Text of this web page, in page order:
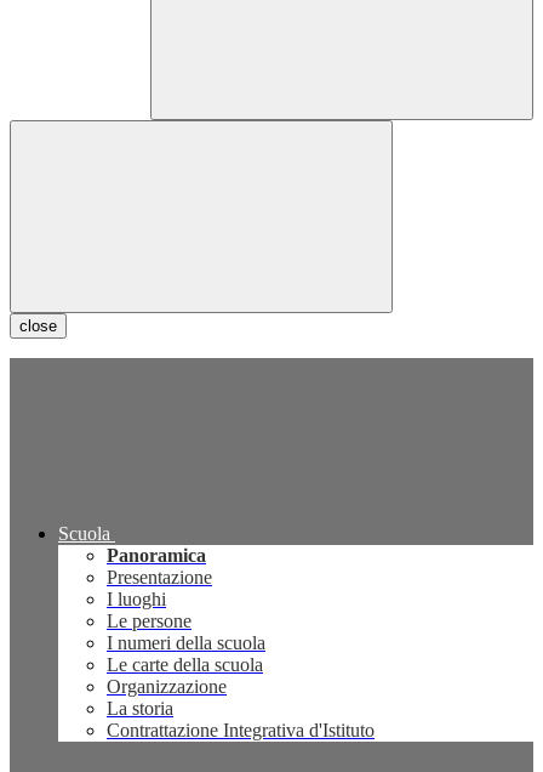
close
Scuola
Panoramica
Presentazione
I luoghi
Le persone
I numeri della scuola
Le carte della scuola
Organizzazione
La storia
Contrattazione Integrativa d'Istituto